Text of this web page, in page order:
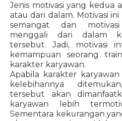
Jenis motivasi yang kedua
atau dari dalam. Motivasi
semangat dan
menggali dari dalam
tersebut. Jadi, motivasi
kemampuan seorang
karakter karyawan.
Apabila karakter
kelebihannya
tersebut akan
karyawan lebih
Sementara kekurangan